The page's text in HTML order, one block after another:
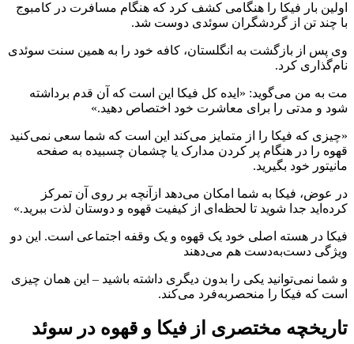
اولین بار فیکا را هنگامی کشف کرد که هنگام مسافرت در کامبوج
با چند تن از گردشگران سوئدی دوست شد.
وی پس از بازگشت به انگلستان، کافه خود را به همین سنت سوئدی
نام‌گذاری کرد.
مت به من می‌گوید: «ایده کل فیکا این است که آن قدم برداشته
شود و مدتی را برای معاشرت خود اختصاص دهید.»
«چیزی که فیکا را از متمایز می‌کند این است که شما سعی نمی‌کنید
قهوه را در هنگام پر کردن مدارک یا چشمان چسبیده به صفحه
مانیتور خود بگیرید.
در عوض، فیکا به شما امکان می‌دهد ازآنچه بر روی آن تمرکز
کرده‌اید جدا شوید تا لحظه‌ای از کیفیت قهوه و دوستان لذت ببرید.»
فیکا در هسته اصلی خود یک قهوه و یک وقفه اجتماعی است. این دو
ویژگی دست‌به‌دست هم می‌دهند
و شما نمی‌توانید یکی را بدون دیگری داشته باشید – این همان چیزی
است که فیکا را منحصربه‌فرد می‌کند.
تاریخچه مختصری از فیکا و قهوه در سوئد